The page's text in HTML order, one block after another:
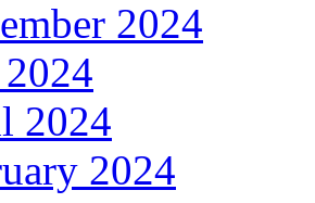
2024
2024
2024